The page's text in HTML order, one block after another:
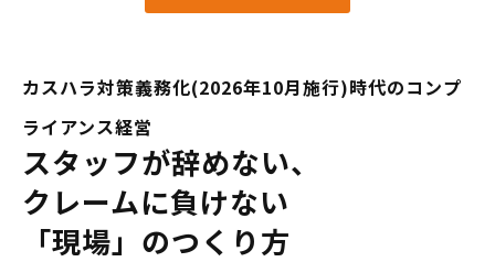
カスハラ対策義務化(2026年10月施行)時代のコンプ
ライアンス経営
スタッフが辞めない、
クレームに負けない
「現場」のつくり方